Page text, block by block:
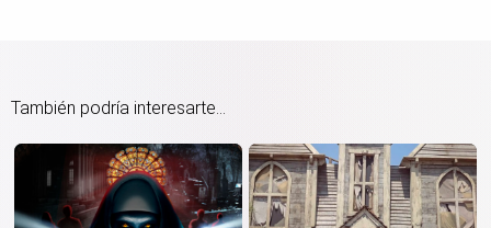
También podría interesarte...